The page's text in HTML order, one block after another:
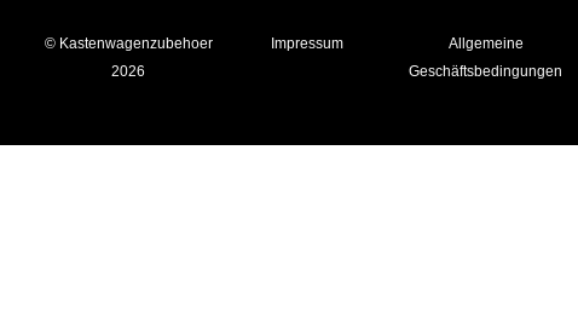
© Kastenwagenzubehoer
2026
Impressum
Allgemeine
Geschäftsbedingungen